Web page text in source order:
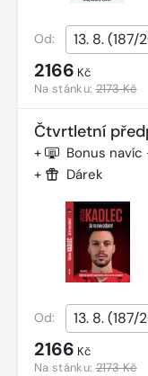
Od:
2166 Kč
Na stánku:2173 Kč
Čtvrtletní
+ Bonus
+ Dárek
Od:
2166 Kč
Na stánku:2173 Kč